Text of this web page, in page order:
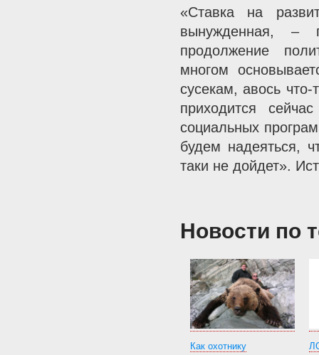
«Ставка на
вынужденная, –
продолжение
многом
сусекам, авось
приходится
социальных
будем надеяться,
таки не дойдет».
Новости по
Как охотнику